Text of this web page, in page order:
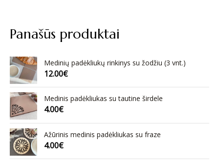
Panašūs produktai
Medinių padėkliukų rinkinys su žodžiu (3 vnt.)
12.00€
Medinis padėkliukas su tautine širdele
4.00€
Ažūrinis medinis padėkliukas su fraze
4.00€